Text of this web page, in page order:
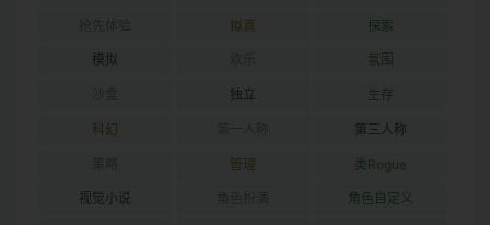
拟真 探索
模拟 氛围
独立 生存
科幻 第三人称
管理 类Rogue
视觉小说 角色自定义